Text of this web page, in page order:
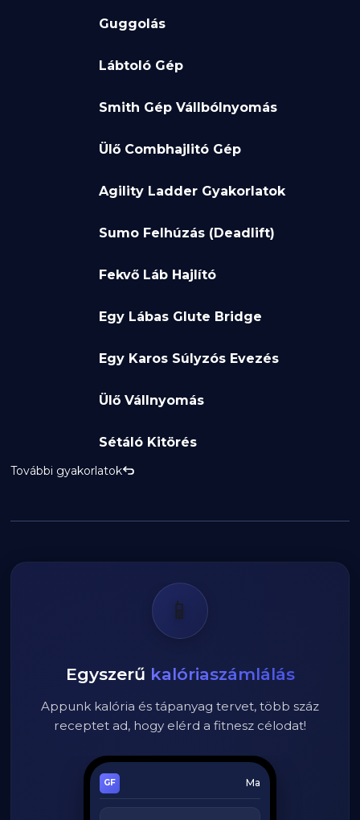
Guggolás
Lábtoló Gép
Smith Gép Vállbólnyomás
Ülő Combhajlitó Gép
Agility Ladder Gyakorlatok
Sumo Felhúzás (Deadlift)
Fekvő Láb Hajlító
Egy Lábas Glute Bridge
Egy Karos Súlyzós Evezés
Ülő Vállnyomás
Sétáló Kitörés
További gyakorlatok
📱
Egyszerű kalóriaszámlálás
Appunk kalória és tápanyag tervet, több száz
receptet ad, hogy elérd a fitnesz célodat!
Ma